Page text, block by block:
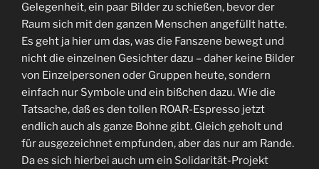
Gelegenheit, ein paar Bilder zu schießen, bevor der
Raum sich mit den ganzen Menschen angefüllt hatte.
Es geht ja hier um das, was die Fanszene bewegt und
nicht die einzelnen Gesichter dazu – daher keine Bilder
von Einzelpersonen oder Gruppen heute, sondern
einfach nur Symbole und ein bißchen dazu. Wie die
Tatsache, daß es den tollen ROAR-Espresso jetzt
endlich auch als ganze Bohne gibt. Gleich geholt und
für ausgezeichnet empfunden, aber das nur am Rande.
Da es sich hierbei auch um ein Solidarität-Projekt